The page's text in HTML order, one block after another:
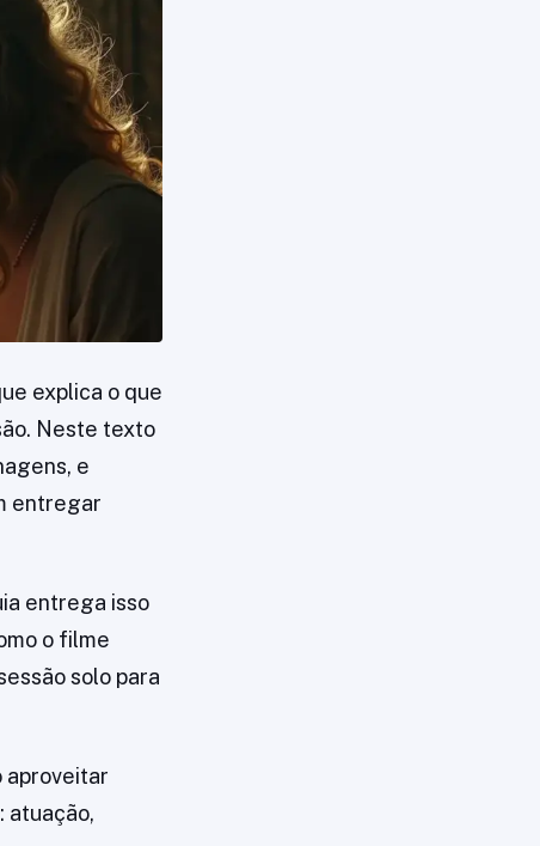
explica o que
Neste texto
e
entregar
entrega isso
o filme
solo para
aproveitar
atuação,